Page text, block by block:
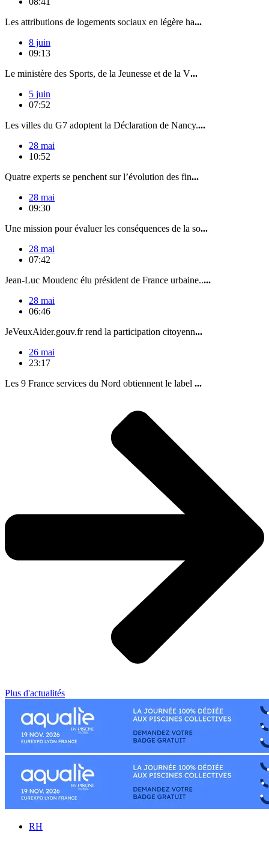
Les attributions de logements sociaux en légère ha...
8 juin
09:13
Le ministère des Sports, de la Jeunesse et de la V...
5 juin
07:52
Les villes du G7 adoptent la Déclaration de Nancy....
28 mai
10:52
Quatre experts se penchent sur l’évolution des fin...
28 mai
09:30
Une mission pour évaluer les conséquences de la so...
28 mai
07:42
Jean-Luc Moudenc élu président de France urbaine.....
28 mai
06:46
JeVeuxAider.gouv.fr rend la participation citoyenn...
26 mai
23:17
Les 9 France services du Nord obtiennent le label ...
Plus d'actualités
RH